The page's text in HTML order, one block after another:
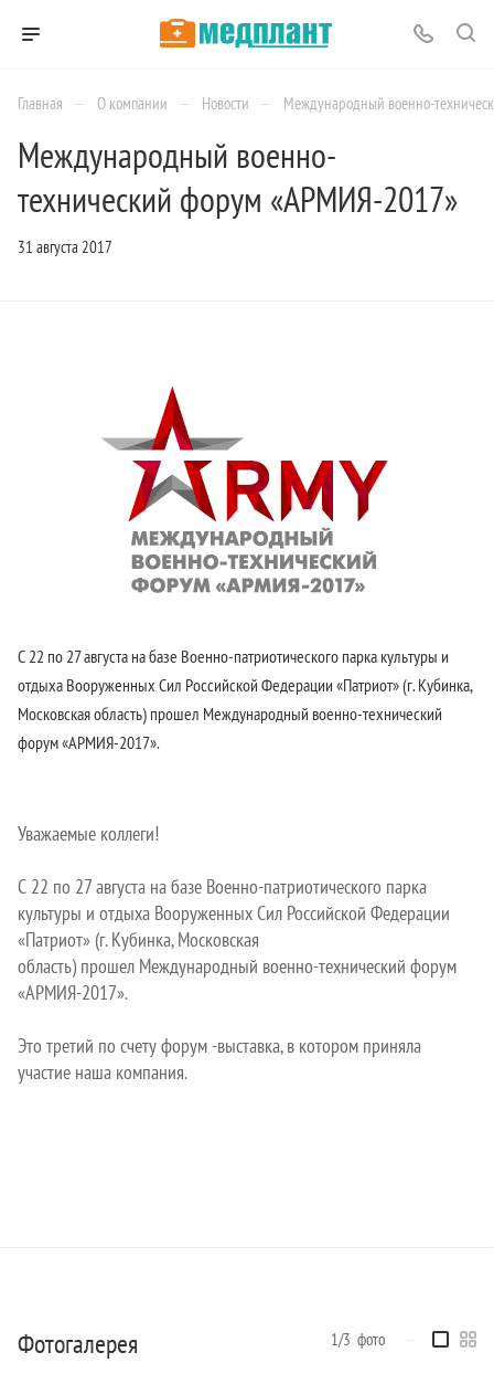
Главная — О компании — Новости — Международный военно-
Международный военно-
технический форум «АРМИЯ-2017»
31 августа 2017
С 22 по 27 августа на базе Военно-патриотического парка культуры и
отдыха Вооруженных Сил Российской Федерации «Патриот» (г. Кубинка,
Московская область) прошел Международный военно-технический
форум «АРМИЯ-2017».
Уважаемые коллеги!
С 22 по 27 августа на базе Военно-патриотического парка
культуры и отдыха Вооруженных Сил Российской Федерации
«Патриот» (г. Кубинка, Московская
область) прошел Международный военно-технический форум
«АРМИЯ-2017».
Это третий по счету форум -выставка, в котором приняла
участие наша компания.
Фотогалерея 1/3 фото